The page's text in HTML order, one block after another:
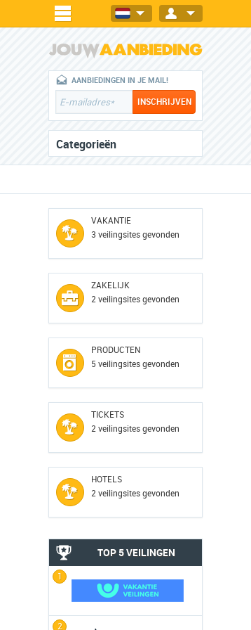
AANBIEDINGEN IN JE MAIL!
Categorieën
VAKANTIE
3 veilingsites gevonden
ZAKELIJK
2 veilingsites gevonden
PRODUCTEN
5 veilingsites gevonden
TICKETS
2 veilingsites gevonden
HOTELS
2 veilingsites gevonden
TOP 5 VEILINGEN
1
2